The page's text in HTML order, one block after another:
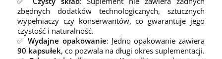
zbędnych dodatków technologicznych, sztucznych
wypełniaczy czy konserwantów, co gwarantuje jego
czystość i naturalność.
✅Wydajne opakowanie: Jedno opakowanie zawiera
90 kapsułek, co pozwala na długi okres suplementacji.